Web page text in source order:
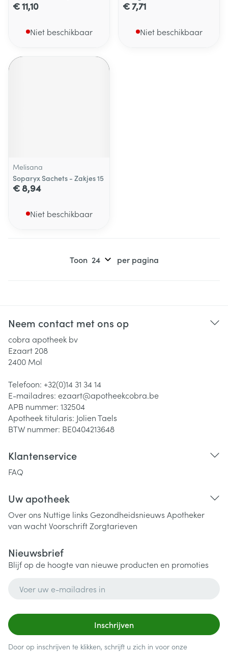
€ 11,10
Niet beschikbaar
€ 7,71
Niet beschikbaar
Melisana
Soparyx Sachets - Zakjes 15
€ 8,94
Niet beschikbaar
Toon per pagina
Neem contact met ons op
cobra apotheek bv
Ezaart 208
2400 Mol
Telefoon: +32(0)14 31 34 14
E-mailadres: ezaart@apotheekcobra.be
APB nummer: 132504
Apotheek titularis: Jolien Taels
BTW nummer: BE0404213648
Klantenservice
FAQ
Uw apotheek
Over ons Nuttige links Gezondheidsnieuws Apotheker
van wachtVoorschriftZorgtarieven
Nieuwsbrief
Blijf op de hoogte van nieuwe producten en promoties
Inschrijven
Door op inschrijven te klikken, schrijft u zich in voor onze